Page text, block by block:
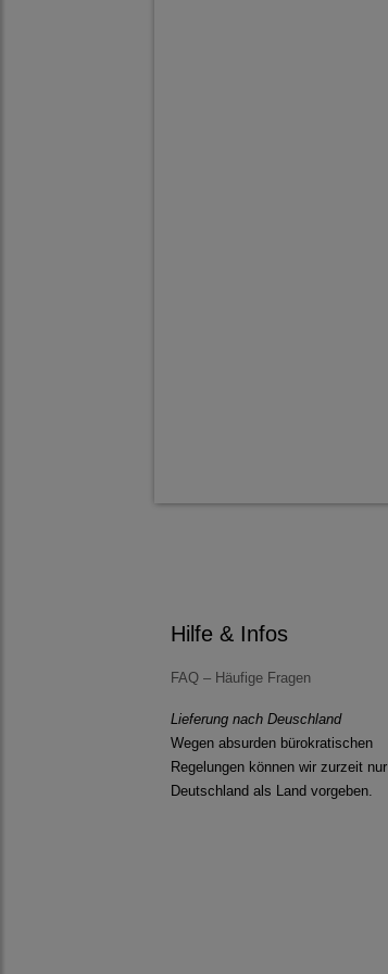
Hilfe & Infos
FAQ – Häufige Fragen
Lieferung nach Deuschland
Wegen absurden bürokratischen
Regelungen können wir zurzeit nur
Deutschland als Land vorgeben.